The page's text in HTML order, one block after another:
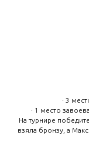
· 3
· 1 место
На турнире
взяла бронзу, а